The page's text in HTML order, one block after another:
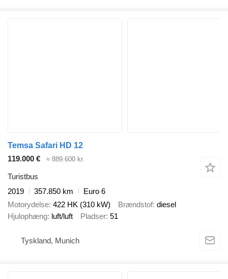
Temsa Safari HD 12
119.000 €
≈ 889.600 kr.
Turistbus
2019
357.850 km
Euro 6
Motorydelse 422 HK (310 kW) Brændstof diesel
Hjulophæng luft/luft Pladser 51
Tyskland, Munich